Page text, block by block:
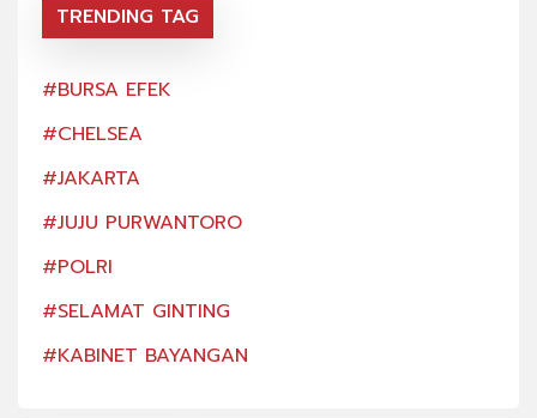
TRENDING TAG
#BURSA EFEK
#CHELSEA
#JAKARTA
#JUJU PURWANTORO
#POLRI
#SELAMAT GINTING
#KABINET BAYANGAN